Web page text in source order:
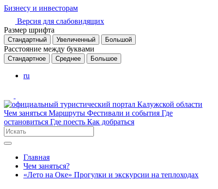
Бизнесу и инвесторам
Версия для слабовидящих
Размер шрифта
Стандартный Увеличенный Большой
Расстояние между буквами
Стандартное Среднее Большое
ru
Чем заняться Маршруты Фестивали и события Где
остановиться Где поесть Как добраться
Главная
Чем заняться?
«Лето на Оке» Прогулки и экскурсии на теплоходах